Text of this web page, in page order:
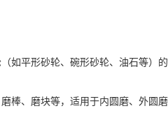
如平形砂轮、碗形砂轮、油石等）
、磨块等，适用于内圆磨、外圆